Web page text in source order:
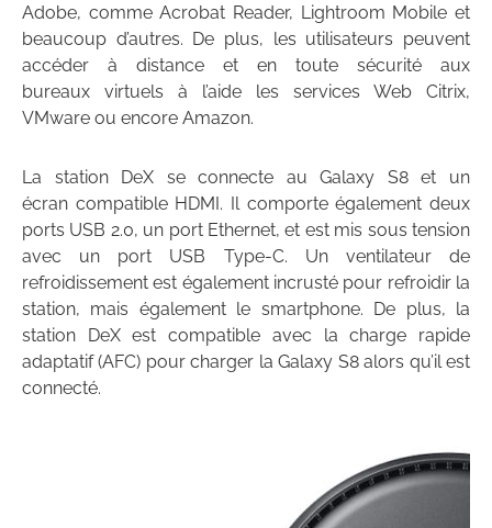
Adobe, comme Acrobat Reader, Lightroom Mobile et
beaucoup d’autres. De plus, les utilisateurs peuvent
accéder à distance et en toute sécurité aux
bureaux virtuels à l’aide les services Web Citrix,
VMware ou encore Amazon.
La station DeX se connecte au Galaxy S8 et un
écran compatible HDMI. Il comporte également deux
ports USB 2.0, un port Ethernet, et est mis sous tension
avec un port USB Type-C. Un ventilateur de
refroidissement est également incrusté pour refroidir la
station, mais également le smartphone. De plus, la
station DeX est compatible avec la charge rapide
adaptatif (AFC) pour charger la Galaxy S8 alors qu’il est
connecté.